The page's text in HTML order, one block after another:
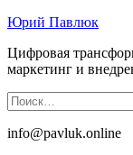
Юрий Павлюк
Цифровая
маркетинг и
Найти:
info@pavluk.online